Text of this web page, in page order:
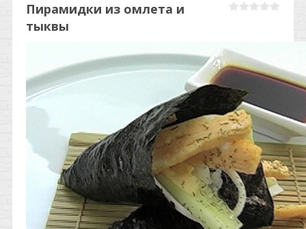
Пирамидки из омлета и
тыквы